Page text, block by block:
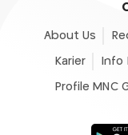
About Us
Karier Info
Profile MNC